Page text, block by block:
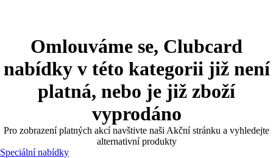
Omlouváme se, Clubcard
nabídky v této kategorii již není
platná, nebo je již zboží
vyprodáno
Pro zobrazení platných akcí navštivte naši Akční stránku a vyhledejte
alternativní produkty
Speciální nabídky